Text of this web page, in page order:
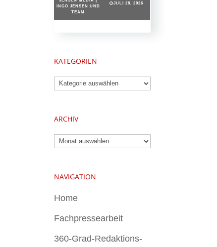
INGO JENSEN UND
TEAM
JULI 28, 2026
KATEGORIEN
Kategorien
ARCHIV
Archiv
NAVIGATION
Home
Fachpressearbeit
360-Grad-Redaktions-